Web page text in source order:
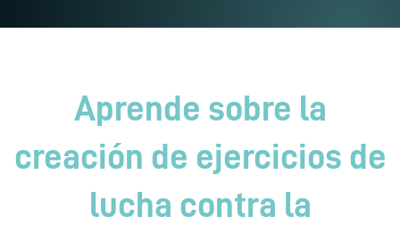
Aprende sobre la
creación de ejercicios de
lucha contra la